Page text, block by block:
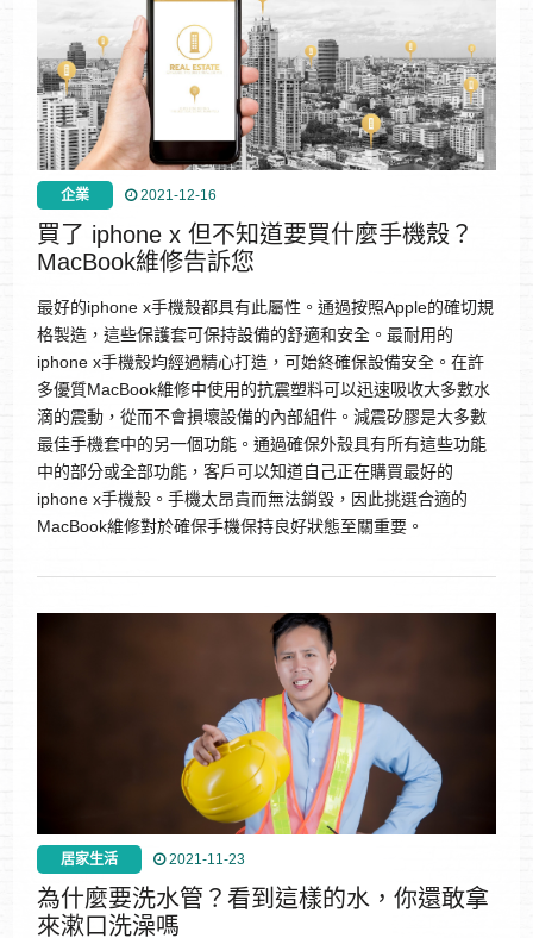
企業 2021-12-16
買了 iphone x 但不知道要買什麼手機殼？
MacBook維修告訴您
最好的iphone x手機殼都具有此屬性。通過按照Apple的確切規
格製造，這些保護套可保持設備的舒適和安全。最耐用的
iphone x手機殼均經過精心打造，可始終確保設備安全。在許
多優質MacBook維修中使用的抗震塑料可以迅速吸收大多數水
滴的震動，從而不會損壞設備的內部組件。減震矽膠是大多數
最佳手機套中的另一個功能。通過確保外殼具有所有這些功能
中的部分或全部功能，客戶可以知道自己正在購買最好的
iphone x手機殼。手機太昂貴而無法銷毀，因此挑選合適的
MacBook維修對於確保手機保持良好狀態至關重要。
居家生活 2021-11-23
為什麼要洗水管？看到這樣的水，你還敢拿
來漱口洗澡嗎